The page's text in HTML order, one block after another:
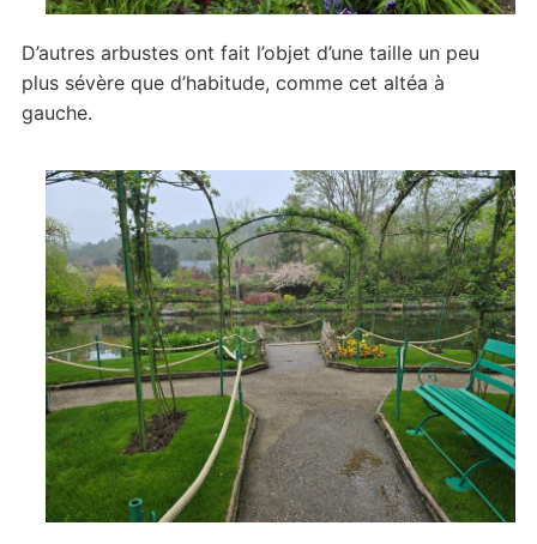
D’autres arbustes ont fait l’objet d’une taille un peu
plus sévère que d’habitude, comme cet altéa à
gauche.